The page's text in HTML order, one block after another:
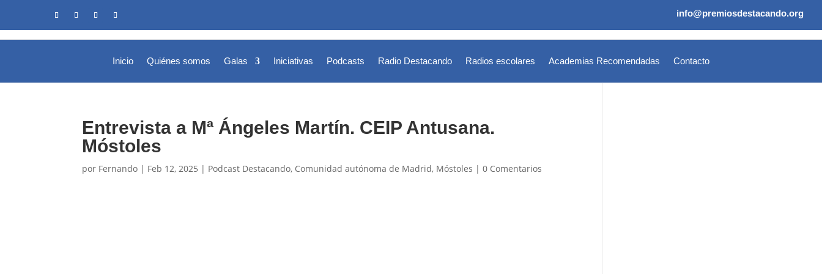
info@premiosdestacando.org
Inicio Quiénes somos Galas Iniciativas Podcasts Radio Destacando Radios escolares Academias Recomendadas Contacto
Entrevista a Mª Ángeles Martín. CEIP Antusana.
Móstoles
por Fernando | Feb 12, 2025 | Podcast Destacando, Comunidad autónoma de Madrid, Móstoles |0 Comentarios